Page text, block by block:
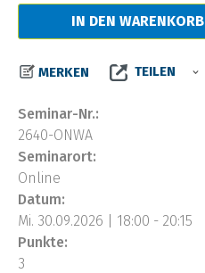
IN DEN WARENKORB
MERKEN TEILEN
Seminar-Nr.:
2640-ONWA
Seminarort:
Online
Datum:
Mi. 30.09.2026 | 18:00 - 20:15
Punkte:
3